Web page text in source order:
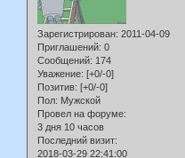
Зарегистрирован: 2011-04-09
Приглашений: 0
Сообщений: 174
Уважение: [+0/-0]
Позитив: [+0/-0]
Пол: Мужской
Провел на форуме:
3 дня 10 часов
Последний визит:
2018-03-29 22:41:00